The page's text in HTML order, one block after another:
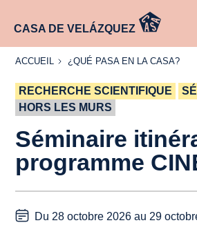
CASA DE VELÁZQUEZ
ACCUEIL
ACCUEIL
¿QUÉ
CASA?
¿QUÉ PASA EN LA CASA?
RECHERCHE SCIENTIFIQUE
HORS LES MURS
Séminaire
programme
Du 28 octobre 2026 au 29